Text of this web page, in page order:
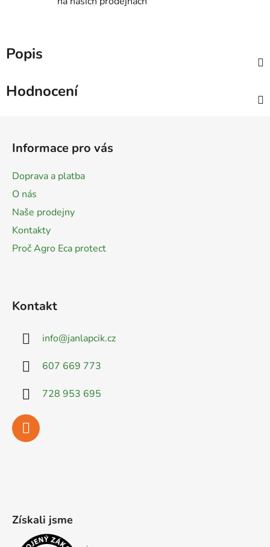
Popis
Hodnocení
Informace pro vás
Doprava a platba
O nás
Naše prodejny
Kontakty
Proč Agro Eca protect
Kontakt
info@janlapcik.cz
607 669 773
728 953 695
Získali jsme